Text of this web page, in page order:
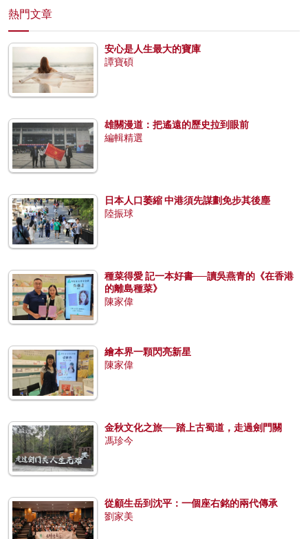
熱門文章
安心是人生最大的寶庫
譚寶碩
雄關漫道：把遙遠的歷史拉到眼前
編輯精選
日本人口萎縮 中港須先謀劃免步其後塵
陸振球
種菜得愛 記一本好書──讀吳燕青的《在香港
的離島種菜》
陳家偉
繪本界一顆閃亮新星
陳家偉
金秋文化之旅──踏上古蜀道，走過劍門關
馮珍今
從顧生岳到沈平：一個座右銘的兩代傳承
劉家美